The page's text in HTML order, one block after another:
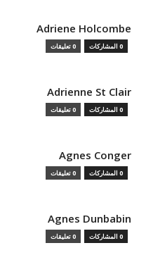
Adriene Holcombe
0 المشاركات 0 تعليقات
Adrienne St Clair
0 المشاركات 0 تعليقات
Agnes Conger
0 المشاركات 0 تعليقات
Agnes Dunbabin
0 المشاركات 0 تعليقات